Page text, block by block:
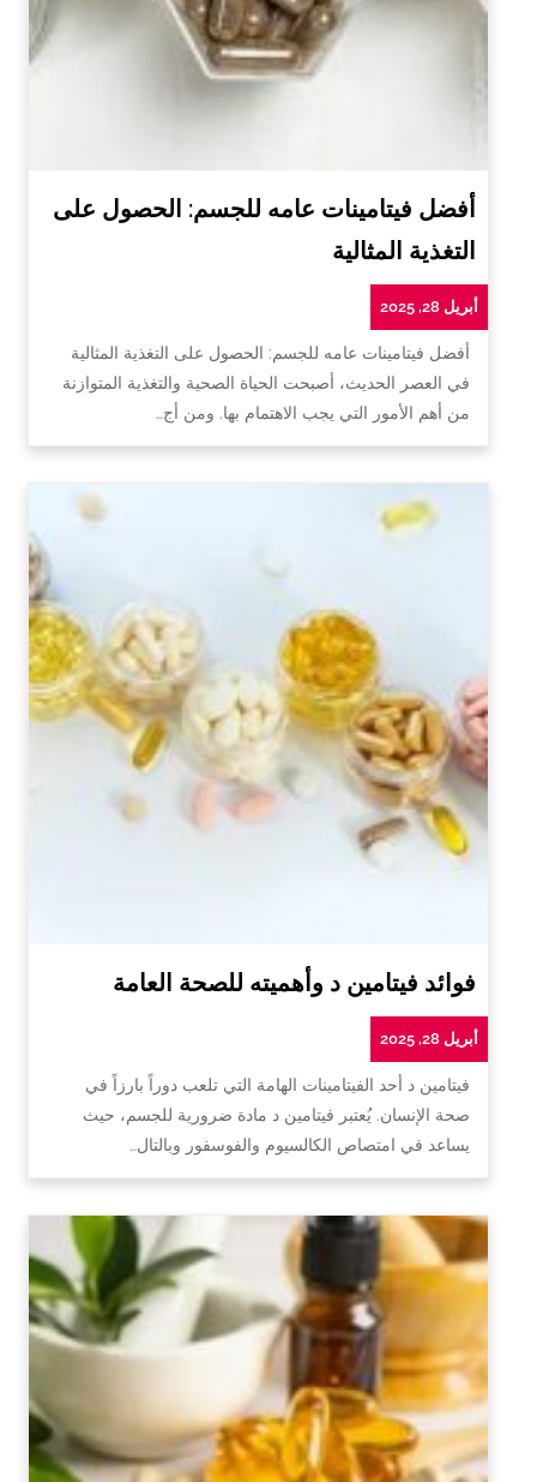
أفضل فيتامينات عامه للجسم: الحصول على
التغذية المثالية
أبريل 28, 2025
أفضل فيتامينات عامه للجسم: الحصول على التغذية المثالية
في العصر الحديث، أصبحت الحياة الصحية والتغذية المتوازنة
من أهم الأمور التي يجب الاهتمام بها. ومن أج…
فوائد فيتامين د وأهميته للصحة العامة
أبريل 28, 2025
فيتامين د أحد الفيتامينات الهامة التي تلعب دوراً بارزاً في
صحة الإنسان. يُعتبر فيتامين د مادة ضرورية للجسم، حيث
يساعد في امتصاص الكالسيوم والفوسفور وبالتال…